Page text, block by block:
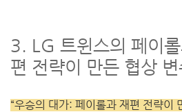
3. LG 트윈스의 페이
편 전략이 만든 협상
“우승의 대가: 페이롤과 재편 전략이